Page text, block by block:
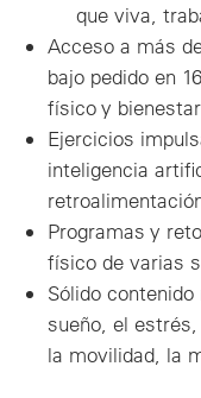
que viva,
Acceso a más
bajo pedido en
físico y bienestar
Ejercicios
inteligencia
Programas y
físico de varias
Sólido
sueño, el
la movilidad, la